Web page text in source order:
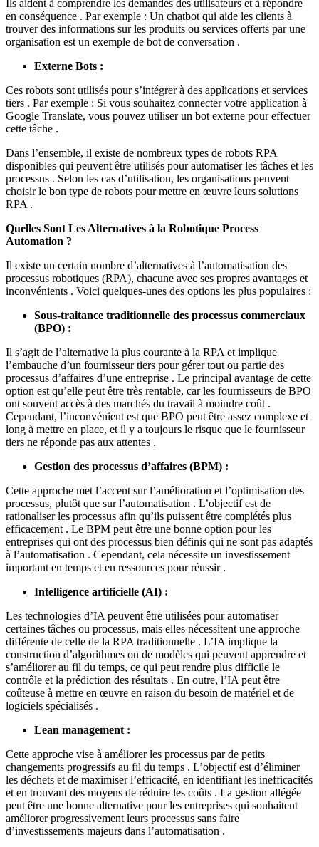
Ils aident à comprendre les demandes des utilisateurs et à répondre
en conséquence . Par exemple : Un chatbot qui aide les clients à
trouver des informations sur les produits ou services offerts par une
organisation est un exemple de bot de conversation .
Externe Bots :
Ces robots sont utilisés pour s’intégrer à des applications et services
tiers . Par exemple : Si vous souhaitez connecter votre application à
Google Translate, vous pouvez utiliser un bot externe pour effectuer
cette tâche .
Dans l’ensemble, il existe de nombreux types de robots RPA
disponibles qui peuvent être utilisés pour automatiser les tâches et les
processus . Selon les cas d’utilisation, les organisations peuvent
choisir le bon type de robots pour mettre en œuvre leurs solutions
RPA .
Quelles Sont Les Alternatives à la Robotique Process
Automation ?
Il existe un certain nombre d’alternatives à l’automatisation des
processus robotiques (RPA), chacune avec ses propres avantages et
inconvénients . Voici quelques-unes des options les plus populaires :
Sous-traitance traditionnelle des processus commerciaux
(BPO) :
Il s’agit de l’alternative la plus courante à la RPA et implique
l’embauche d’un fournisseur tiers pour gérer tout ou partie des
processus d’affaires d’une entreprise . Le principal avantage de cette
option est qu’elle peut être très rentable, car les fournisseurs de BPO
ont souvent accès à des marchés du travail à moindre coût .
Cependant, l’inconvénient est que BPO peut être assez complexe et
long à mettre en place, et il y a toujours le risque que le fournisseur
tiers ne réponde pas aux attentes .
Gestion des processus d’affaires (BPM) :
Cette approche met l’accent sur l’amélioration et l’optimisation des
processus, plutôt que sur l’automatisation . L’objectif est de
rationaliser les processus afin qu’ils puissent être complétés plus
efficacement . Le BPM peut être une bonne option pour les
entreprises qui ont des processus bien définis qui ne sont pas adaptés
à l’automatisation . Cependant, cela nécessite un investissement
important en temps et en ressources pour réussir .
Intelligence artificielle (AI) :
Les technologies d’IA peuvent être utilisées pour automatiser
certaines tâches ou processus, mais elles nécessitent une approche
différente de celle de la RPA traditionnelle . L’IA implique la
construction d’algorithmes ou de modèles qui peuvent apprendre et
s’améliorer au fil du temps, ce qui peut rendre plus difficile le
contrôle et la prédiction des résultats . En outre, l’IA peut être
coûteuse à mettre en œuvre en raison du besoin de matériel et de
logiciels spécialisés .
Lean management :
Cette approche vise à améliorer les processus par de petits
changements progressifs au fil du temps . L’objectif est d’éliminer
les déchets et de maximiser l’efficacité, en identifiant les inefficacités
et en trouvant des moyens de réduire les coûts . La gestion allégée
peut être une bonne alternative pour les entreprises qui souhaitent
améliorer progressivement leurs processus sans faire
d’investissements majeurs dans l’automatisation .